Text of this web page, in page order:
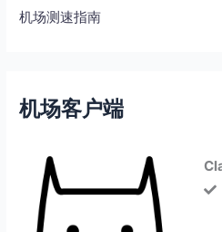
机场测速指南
机场客户端